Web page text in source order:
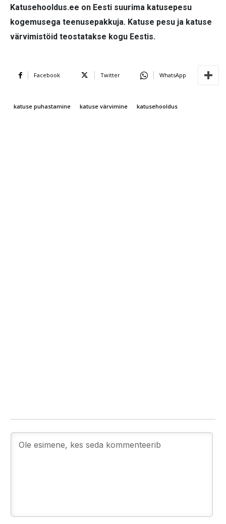
Katusehooldus.ee on Eesti suurima katusepesu
kogemusega teenusepakkuja. Katuse pesu ja katuse
värvimistöid teostatakse kogu Eestis.
Facebook Twitter WhatsApp
katuse puhastamine katuse värvimine katusehooldus